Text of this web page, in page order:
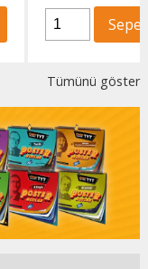
Sepete Ekle
Tümünü göster